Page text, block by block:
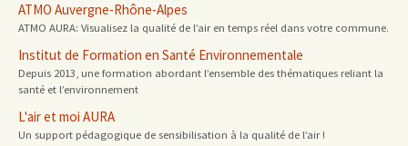
ATMO Auvergne-Rhône-Alpes
ATMO AURA: Visualisez la qualité de l’air en temps réel dans votre commune.
Institut de Formation en Santé Environnementale
Depuis 2013, une formation abordant l’ensemble des thématiques reliant la
santé et l’environnement
L'air et moi AURA
Un support pédagogique de sensibilisation à la qualité de l’air !